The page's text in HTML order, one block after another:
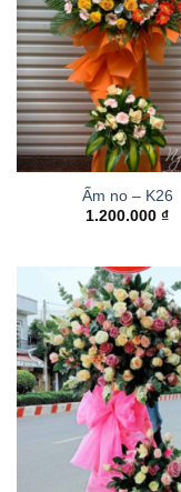
Ấm no – K26
1.200.000 ₫